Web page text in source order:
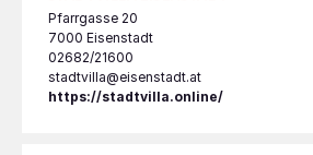
Pfarrgasse 20
7000 Eisenstadt
02682/21600
stadtvilla@eisenstadt.at
https://stadtvilla.online/